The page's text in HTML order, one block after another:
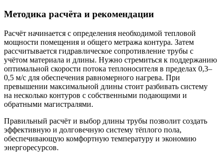
Методика расчёта и рекомендации
Расчёт начинается с определения необходимой тепловой
мощности помещения и общего метража контура. Затем
рассчитывается гидравлическое сопротивление трубы с
учётом материала и длины. Нужно стремиться к поддержанию
оптимальной скорости потока теплоносителя в пределах 0,3–
0,5 м/с для обеспечения равномерного нагрева. При
превышении максимальной длины стоит разбивать систему
на несколько контуров с собственными подающими и
обратными магистралями.
Правильный расчёт и выбор длины трубы позволит создать
эффективную и долговечную систему тёплого пола,
обеспечивающую комфортную температуру и экономию
энергоресурсов.